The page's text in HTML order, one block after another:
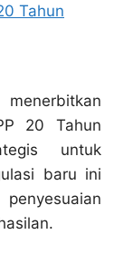
Tahun
20 Tahun
untuk
baru ini